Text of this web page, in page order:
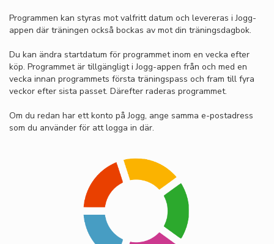
Programmen kan styras mot valfritt datum och levereras i Jogg-
appen där träningen också bockas av mot din träningsdagbok.
Du kan ändra startdatum för programmet inom en vecka efter
köp. Programmet är tillgängligt i Jogg-appen från och med en
vecka innan programmets första träningspass och fram till fyra
veckor efter sista passet. Därefter raderas programmet.
Om du redan har ett konto på Jogg, ange samma e-postadress
som du använder för att logga in där.